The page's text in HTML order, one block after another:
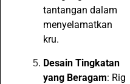
tantangan dalam
menyelamatkan
kru.
Desain Tingkatan
yang Beragam: Rig